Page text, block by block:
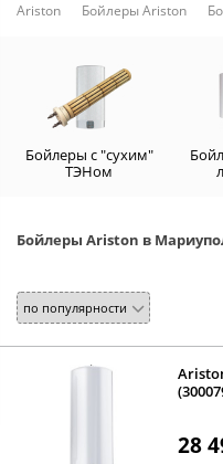
Ariston Бойлеры Ariston
Бойлеры с "сухим"
ТЭНом
Бойлеры Ariston в
28